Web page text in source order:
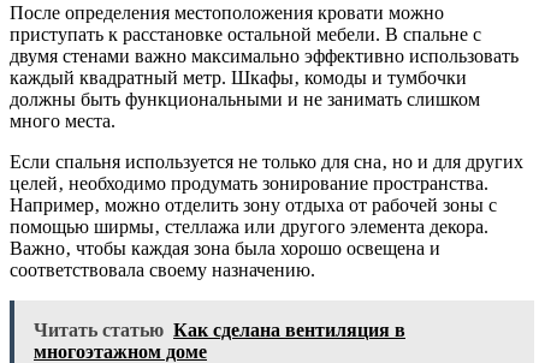
После определения местоположения кровати можно
приступать к расстановке остальной мебели. В спальне с
двумя стенами важно максимально эффективно использовать
каждый квадратный метр. Шкафы‚ комоды и тумбочки
должны быть функциональными и не занимать слишком
много места.
Если спальня используется не только для сна‚ но и для других
целей‚ необходимо продумать зонирование пространства.
Например‚ можно отделить зону отдыха от рабочей зоны с
помощью ширмы‚ стеллажа или другого элемента декора.
Важно‚ чтобы каждая зона была хорошо освещена и
соответствовала своему назначению.
Читать статью Как сделана вентиляция в
многоэтажном доме